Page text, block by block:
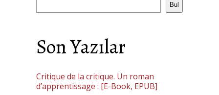
Bul
Son Yazılar
Critique de la critique. Un roman
d’apprentissage : [E-Book, EPUB]